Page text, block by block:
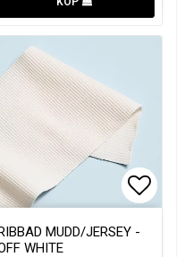
i favoritlistan
i favoritlistan
MUDD/JERSEY -
WHITE